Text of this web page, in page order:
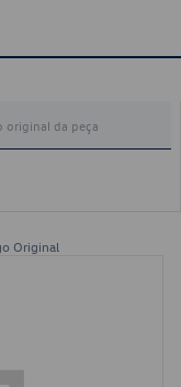
Original